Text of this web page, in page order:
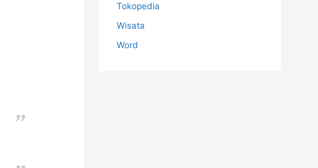
Tokopedia
Wisata
Word